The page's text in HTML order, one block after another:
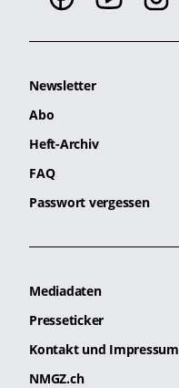
Newsletter
Abo
Heft-Archiv
FAQ
Passwort vergessen
Mediadaten
Presseticker
Kontakt und Impressum
NMGZ.ch